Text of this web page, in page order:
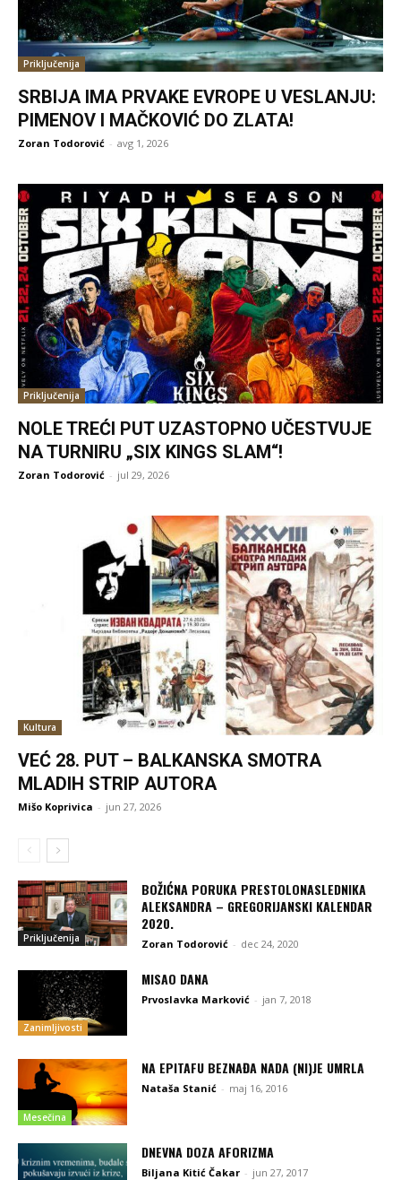
Priključenija
SRBIJA IMA PRVAKE EVROPE U VESLANJU:
PIMENOV I MAČKOVIĆ DO ZLATA!
Zoran Todorović - avg 1, 2026
Priključenija
NOLE TREĆI PUT UZASTOPNO UČESTVUJE
NA TURNIRU „SIX KINGS SLAM“!
Zoran Todorović - jul 29, 2026
Kultura
VEĆ 28. PUT – BALKANSKA SMOTRA
MLADIH STRIP AUTORA
Mišo Koprivica - jun 27, 2026
Priključenija
BOŽIĆNA PORUKA PRESTOLONASLEDNIKA
ALEKSANDRA – GREGORIJANSKI KALENDAR
2020.
Zoran Todorović - dec 24, 2020
Zanimljivosti
MISAO DANA
Prvoslavka Marković - jan 7, 2018
Mesečina
NA EPITAFU BEZNAĐA NADA (NI)JE UMRLA
Nataša Stanić - maj 16, 2016
DNEVNA DOZA AFORIZMA
Biljana Kitić Čakar - jun 27, 2017